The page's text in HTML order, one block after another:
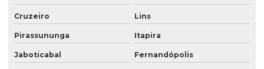
Saco valvulado laminado de rafia
Saco valvulado lateral
Saco valvulado com manga externa
Cruzeiro Lins
Pirassununga Itapira
Jaboticabal Fernandópolis